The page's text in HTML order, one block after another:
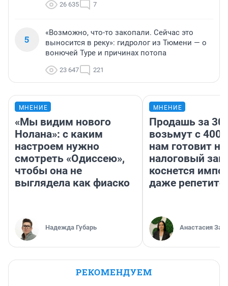
26 635 7
5
«Возможно, что-то закопали. Сейчас это
выносится в реку»: гидролог из Тюмени — о
вонючей Туре и причинах потопа
23 647 221
МНЕНИЕ
«Мы видим нового
Нолана»: с каким
настроем нужно
смотреть «Одиссею»,
чтобы она не
выглядела как фиаско
Надежда Губарь
МНЕНИЕ
Продашь за
возьмут с
нам готовит
налоговый
коснется
даже
Анастасия
РЕКОМЕНДУЕМ